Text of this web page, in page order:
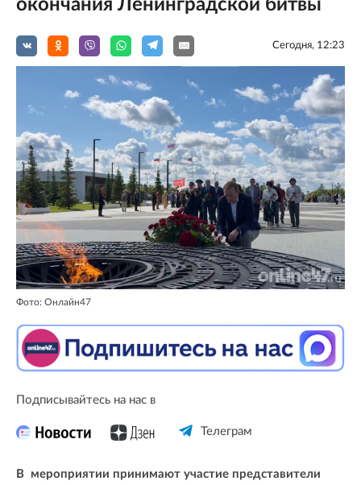
окончания Ленинградской битвы
Сегодня, 12:23
Фото: Онлайн47
Подписывайтесь на нас в
Телеграм
В мероприятии принимают участие представители